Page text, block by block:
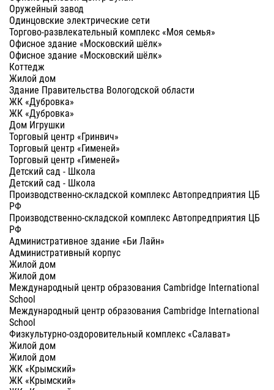
Оружейный завод
Одинцовские электрические сети
Торгово-развлекательный комплекс «Моя семья»
Офисное здание «Московский шёлк»
Офисное здание «Московский шёлк»
Коттедж
Жилой дом
Здание Правительства Вологодской области
ЖК «Дубровка»
ЖК «Дубровка»
Дом Игрушки
Торговый центр «Гринвич»
Торговый центр «Гименей»
Торговый центр «Гименей»
Детский сад - Школа
Детский сад - Школа
Производственно-складской комплекс Автопредприятия ЦБ
РФ
Производственно-складской комплекс Автопредприятия ЦБ
РФ
Административное здание «Би Лайн»
Административный корпус
Жилой дом
Жилой дом
Международный центр образования Cambridge International
School
Международный центр образования Cambridge International
School
Физкультурно-оздоровительный комплекс «Салават»
Жилой дом
Жилой дом
ЖК «Крымский»
ЖК «Крымский»